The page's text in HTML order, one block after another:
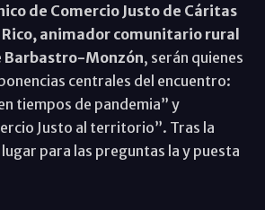
de Comercio Justo de Cáritas
Rico, animador comunitario rural
Barbastro-Monzón, serán quienes
centrales del encuentro:
tiempos de pandemia” y
Justo al territorio”. Tras la
para las preguntas la y puesta